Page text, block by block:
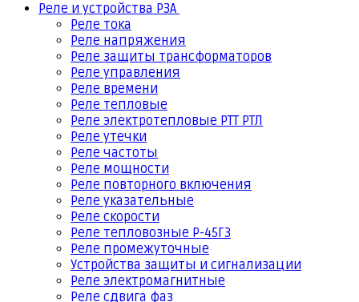
Реле и устройства РЗА
Реле тока
Реле напряжения
Реле защиты трансформаторов
Реле управления
Реле времени
Реле тепловые
Реле электротепловые РТТ РТЛ
Реле утечки
Реле частоты
Реле мощности
Реле повторного включения
Реле указательные
Реле скорости
Реле тепловозные Р-45Г3
Реле промежуточные
Устройства защиты и сигнализации
Реле электромагнитные
Реле сдвига фаз